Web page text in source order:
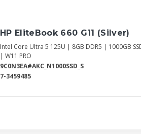
HP EliteBook 660 G11 (Silver)
Intel Core Ultra 5 125U | 8GB DDR5 | 1000GB
| W11 PRO
9C0N3EA#AKC_N1000SSD_S
7-3459485